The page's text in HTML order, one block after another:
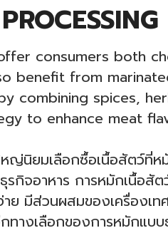
consumers both
benefit from
combining spices,
to enhance meat
ญ่นิยมเลือกซื้อเนื้อสัตว์ที่ห
รกิจอาหาร การหมักเนื้อ
าย มีส่วนผสมของเครื่องเ
ทางเลือกของการหมักแบ